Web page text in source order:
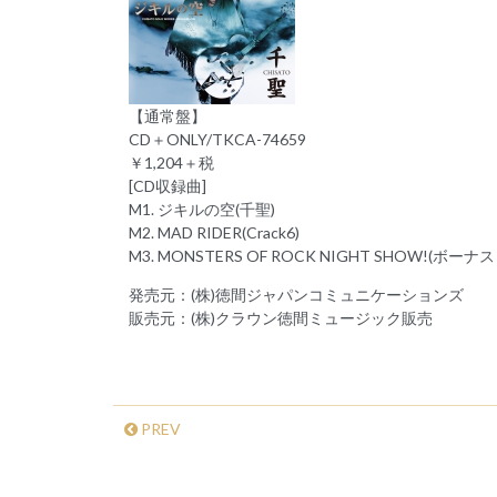
【通常盤】
CD＋ONLY/TKCA-74659
￥1,204＋税
[CD収録曲]
M1. ジキルの空(千聖)
M2. MAD RIDER(Crack6)
M3. MONSTERS OF ROCK NIGHT SHOW!(ボーナ
発売元：(株)徳間ジャパンコミュニケーションズ
販売元：(株)クラウン徳間ミュージック販売
PREV